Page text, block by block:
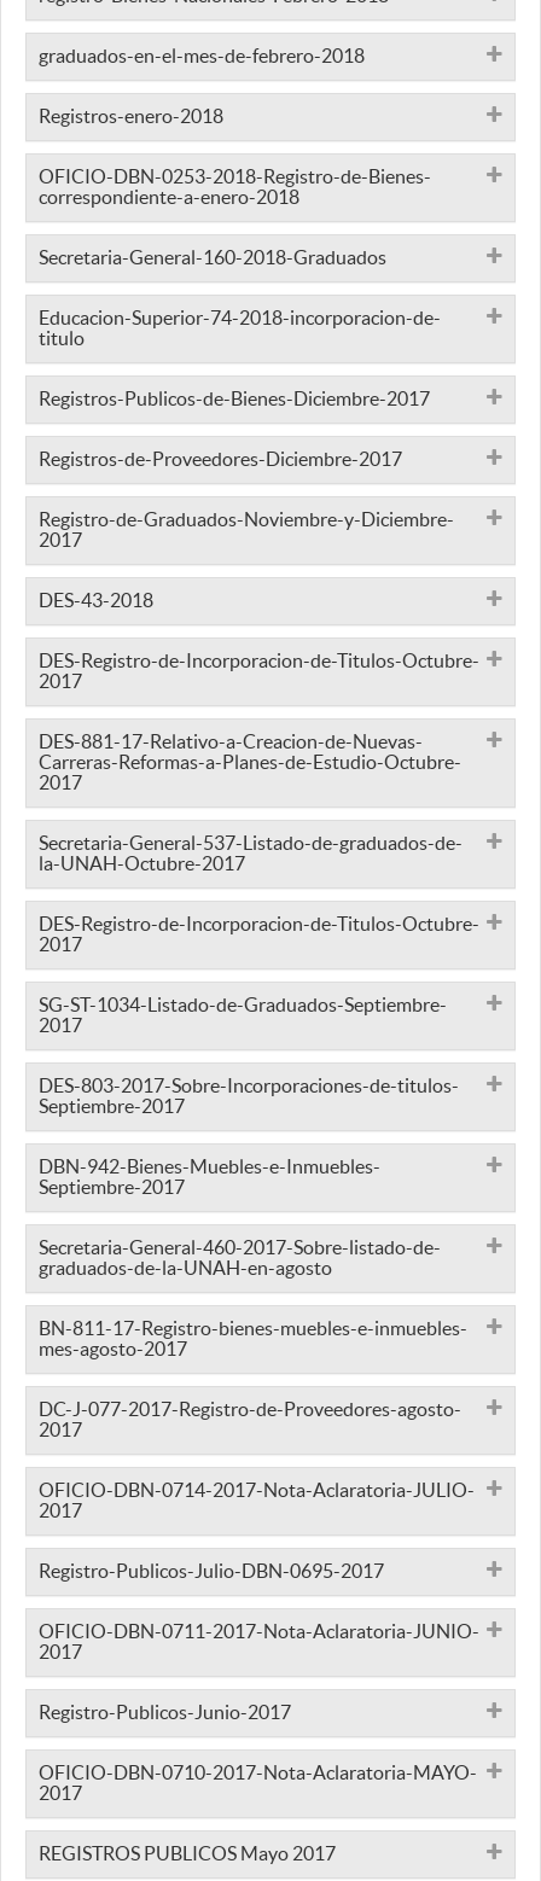
graduados-en-el-mes-de-febrero-2018
Registros-enero-2018
OFICIO-DBN-0253-2018-Registro-de-Bienes-
correspondiente-a-enero-2018
Secretaria-General-160-2018-Graduados
Educacion-Superior-74-2018-incorporacion-de-
titulo
Registros-Publicos-de-Bienes-Diciembre-2017
Registros-de-Proveedores-Diciembre-2017
Registro-de-Graduados-Noviembre-y-Diciembre-
2017
DES-43-2018
DES-Registro-de-Incorporacion-de-Titulos-Octubre-
2017
DES-881-17-Relativo-a-Creacion-de-Nuevas-
Carreras-Reformas-a-Planes-de-Estudio-Octubre-
2017
Secretaria-General-537-Listado-de-graduados-de-
la-UNAH-Octubre-2017
DES-Registro-de-Incorporacion-de-Titulos-Octubre-
2017
SG-ST-1034-Listado-de-Graduados-Septiembre-
2017
DES-803-2017-Sobre-Incorporaciones-de-titulos-
Septiembre-2017
DBN-942-Bienes-Muebles-e-Inmuebles-
Septiembre-2017
Secretaria-General-460-2017-Sobre-listado-de-
graduados-de-la-UNAH-en-agosto
BN-811-17-Registro-bienes-muebles-e-inmuebles-
mes-agosto-2017
DC-J-077-2017-Registro-de-Proveedores-agosto-
2017
OFICIO-DBN-0714-2017-Nota-Aclaratoria-JULIO-
2017
Registro-Publicos-Julio-DBN-0695-2017
OFICIO-DBN-0711-2017-Nota-Aclaratoria-JUNIO-
2017
Registro-Publicos-Junio-2017
OFICIO-DBN-0710-2017-Nota-Aclaratoria-MAYO-
2017
REGISTROS PUBLICOS Mayo 2017